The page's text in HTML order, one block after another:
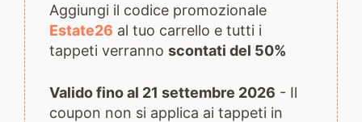
Aggiungi il codice promozionale
Estate26 al tuo carrello e tutti i
tappeti verranno scontati del 50%
Valido fino al 21 settembre 2026 - Il
coupon non si applica ai tappeti in